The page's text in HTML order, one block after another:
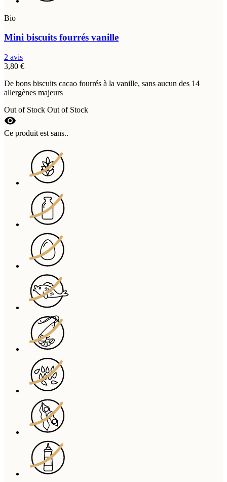
Bio
Mini biscuits fourrés vanille
2 avis
3,80 €
De bons biscuits cacao fourrés à la vanille, sans aucun des 14
allergènes majeurs
Out of Stock Out of Stock
visibility
Ce produit est sans..